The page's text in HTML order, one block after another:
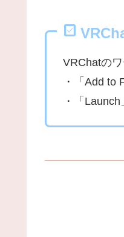
VRChatのワ
・「Add to
・「